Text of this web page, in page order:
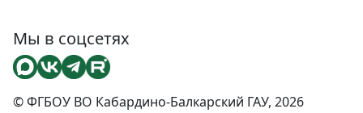
Мы в соцсетях
© ФГБОУ ВО Кабардино-Балкарский ГАУ, 2026